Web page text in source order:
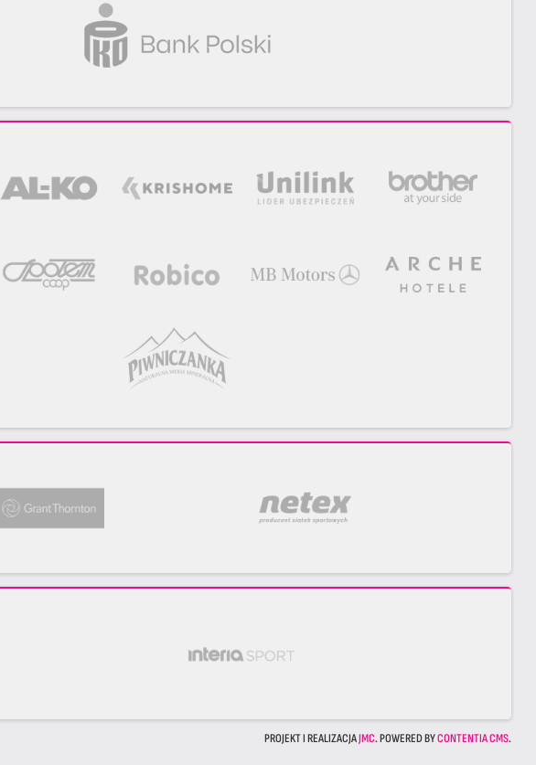
PROJEKT I REALIZACJAJMC. POWERED BYCONTENTIA CMS.